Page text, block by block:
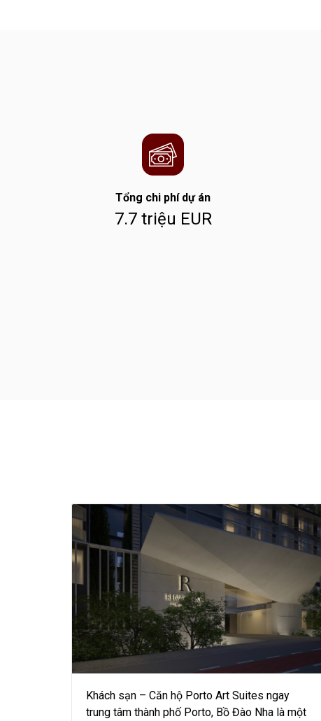
Tổng chi phí dự án
7.7 triệu EUR
Khách sạn – Căn hộ Porto Art Suites ngay
trung tâm thành phố Porto, Bồ Đào Nha là một